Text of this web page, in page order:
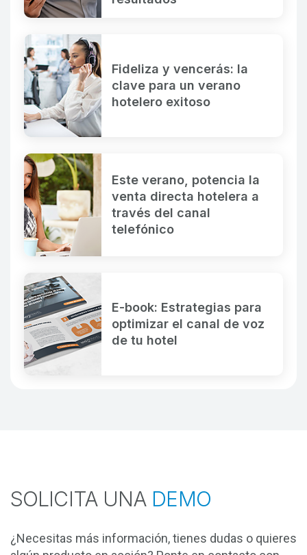
Fideliza y vencerás: la
clave para un verano
hotelero exitoso
Este verano, potencia la
venta directa hotelera a
través del canal
telefónico
E-book: Estrategias para
optimizar el canal de voz
de tu hotel
SOLICITA UNA DEMO
¿Necesitas más información, tienes dudas o quieres